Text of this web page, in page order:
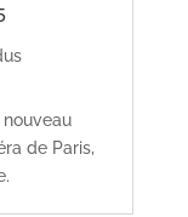
nouveau
de Paris,